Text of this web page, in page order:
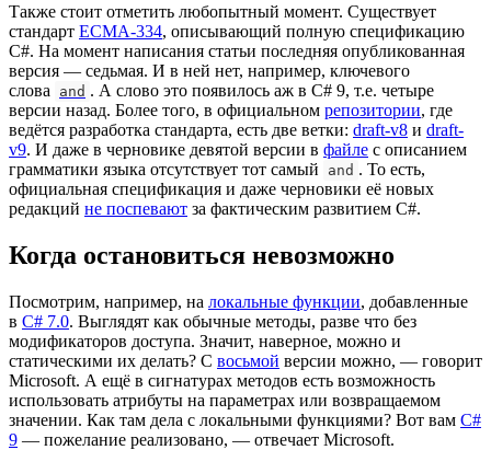
Также стоит отметить любопытный момент. Существует
стандарт ECMA-334, описывающий полную спецификацию
C#. На момент написания статьи последняя опубликованная
версия — седьмая. И в ней нет, например, ключевого
слова
and . А слово это появилось аж в C# 9, т.е. четыре
версии назад. Более того, в официальном репозитории, где
ведётся разработка стандарта, есть две ветки: draft-v8 и draft-
v9. И даже в черновике девятой версии в файле с описанием
грамматики языка отсутствует тот самый
and . То есть,
официальная спецификация и даже черновики её новых
редакций не поспевают за фактическим развитием C#.
Когда остановиться невозможно
Посмотрим, например, на локальные функции, добавленные
в C# 7.0. Выглядят как обычные методы, разве что без
модификаторов доступа. Значит, наверное, можно и
статическими их делать? С восьмой версии можно, — говорит
Microsoft. А ещё в сигнатурах методов есть возможность
использовать атрибуты на параметрах или возвращаемом
значении. Как там дела с локальными функциями? Вот вам C#
9 — пожелание реализовано, — отвечает Microsoft.